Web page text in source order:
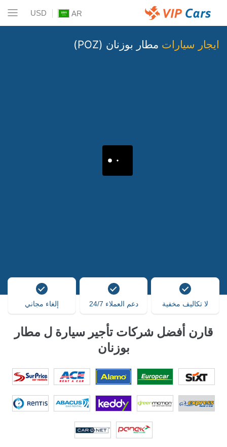
AR
USD
ايجار سيارات مطار بوزنان (POZ)
لا تكاليف مخفية دعم العملاء 24/7 إلغاء مجاني
قارن أفضل شركات تأجير سيارة ل مطار
بوزنان